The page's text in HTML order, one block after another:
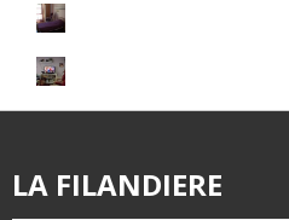
LA FILANDIERE